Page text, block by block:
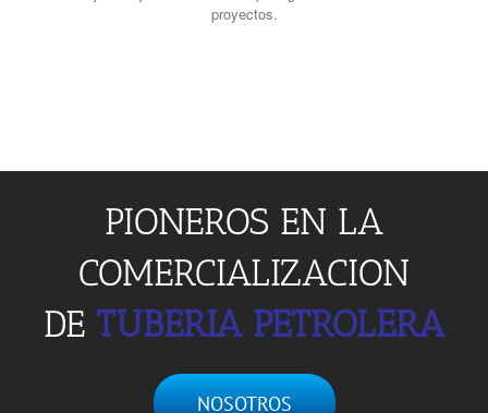
proyectos.
PIONEROS EN LA
COMERCIALIZACION
DE TUBERIA PETROLERA
NOSOTROS